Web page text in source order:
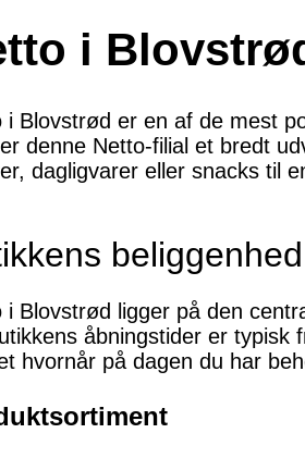
i
i Blovstrød er en af de mest
denne Netto-filial et bredt
dagligvarer eller snacks til
i Blovstrød ligger på den
åbningstider er
hvornår på dagen du har